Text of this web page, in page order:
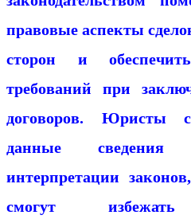
правовые аспекты
сторон и
требований при
договоров. Юристы
данные сведения
интерпретации
смогут избежать